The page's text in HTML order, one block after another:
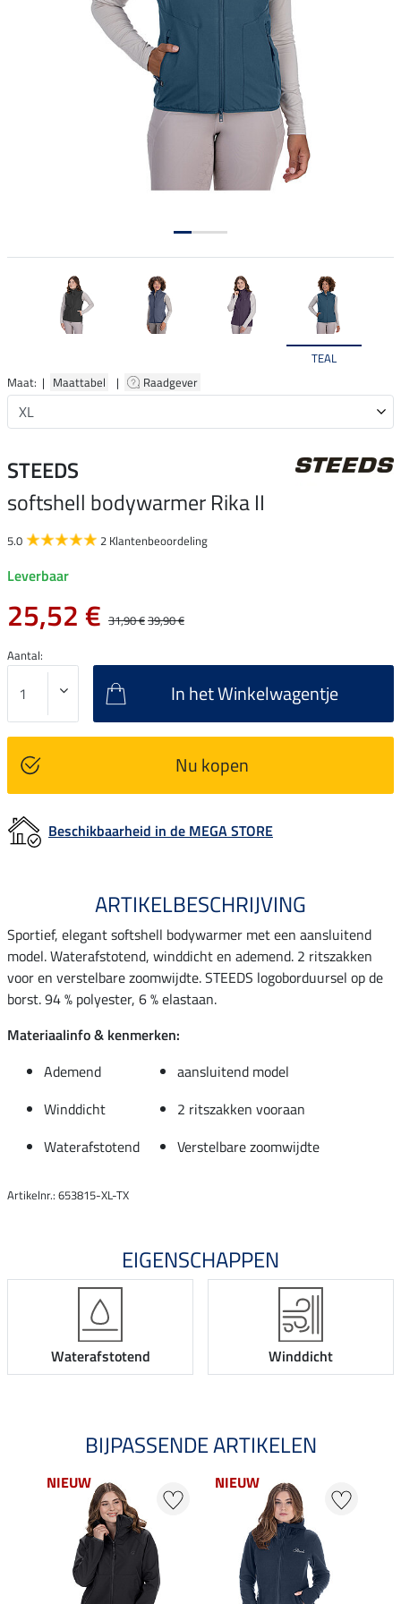
TEAL
Maat: | Maattabel | Raadgever
STEEDS
softshell bodywarmer Rika II
5.0 2 Klantenbeoordeling
Leverbaar
25,52 € 31,90 €39,90 €
Aantal:
In het Winkelwagentje
Nu kopen
Beschikbaarheid in de MEGA STORE
ARTIKELBESCHRIJVING
Sportief, elegant softshell bodywarmer met een aansluitend
model. Waterafstotend, winddicht en ademend. 2 ritszakken
voor en verstelbare zoomwijdte. STEEDS logoborduursel op de
borst. 94 % polyester, 6 % elastaan.
Materiaalinfo & kenmerken:
Ademend
aansluitend model
Winddicht
2 ritszakken vooraan
Waterafstotend
Verstelbare zoomwijdte
Artikelnr.: 653815-XL-TX
EIGENSCHAPPEN
Waterafstotend Winddicht
BIJPASSENDE ARTIKELEN
NIEUW NIEUW